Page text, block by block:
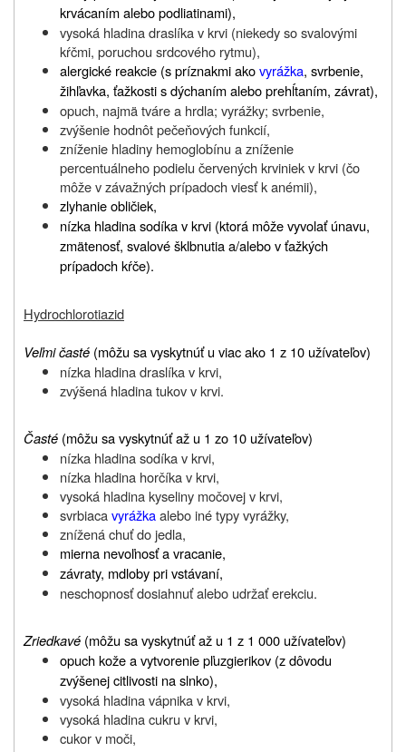
krvácaním alebo podliatinami),
vysoká hladina draslíka v krvi (niekedy so svalovými
kŕčmi, poruchou srdcového rytmu),
alergické reakcie (s príznakmi akovyrážka, svrbenie,
žihľavka, ťažkosti s dýchaním alebo prehĺtaním, závrat),
opuch, najmä tváre a hrdla; vyrážky; svrbenie,
zvýšenie hodnôt pečeňových funkcií,
zníženie hladiny hemoglobínu a zníženie
percentuálneho podielu červených krviniek v krvi (čo
môže v závažných prípadoch viesť k anémii),
zlyhanie obličiek,
nízka hladinasodíka v krvi (ktorá môže vyvolať únavu,
zmätenosť, svalové šklbnutia a/alebo v ťažkých
prípadoch kŕče).
Hydrochlorotiazid
Veľmi časté (môžu sa vyskytnúť u viac ako 1 z 10 užívateľov)
nízka hladina draslíka v krvi,
zvýšená hladina tukov v krvi.
Časté (môžu sa vyskytnúť až u 1 zo 10 užívateľov)
nízka hladina sodíka v krvi,
nízka hladina horčíka v krvi,
vysoká hladina kyseliny močovej v krvi,
svrbiacavyrážkaalebo iné typy vyrážky,
znížená chuť do jedla,
mierna nevoľnosť a vracanie,
závraty, mdloby pri vstávaní,
neschopnosť dosiahnuť alebo udržať erekciu.
Zriedkavé (môžu sa vyskytnúť až u 1 z 1 000 užívateľov)
opuch kože a vytvorenie pľuzgierikov (z dôvodu
zvýšenej citlivosti na slnko),
vysoká hladina vápnika v krvi,
vysoká hladina cukru v krvi,
cukor v moči,